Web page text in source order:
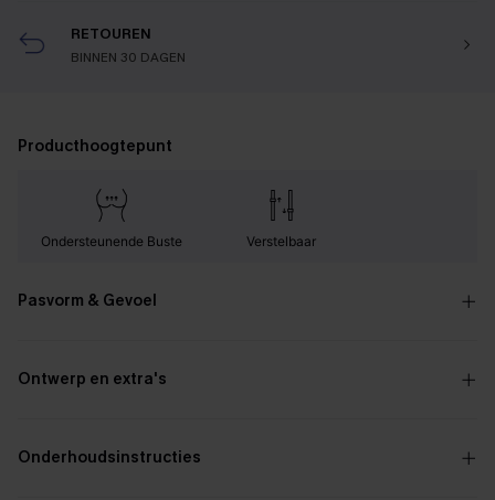
RETOUREN
BINNEN 30 DAGEN
Producthoogtepunt
Ondersteunende Buste Verstelbaar
Pasvorm & Gevoel
Ontwerp en extra's
Onderhoudsinstructies